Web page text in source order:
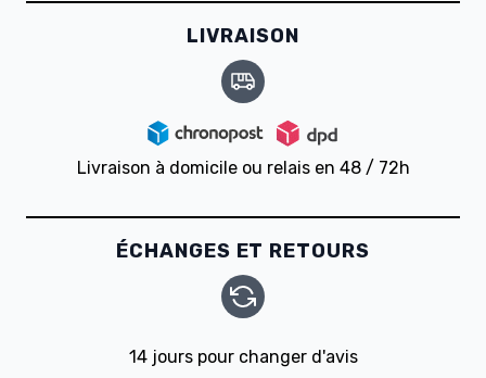
LIVRAISON
Livraison à domicile ou relais en 48 / 72h
ÉCHANGES ET RETOURS
14 jours pour changer d'avis